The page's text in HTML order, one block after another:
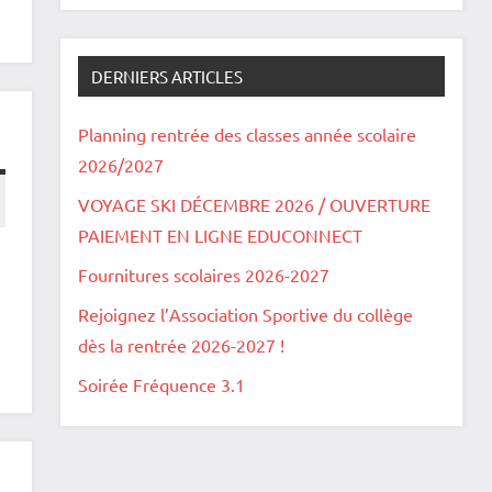
DERNIERS ARTICLES
Planning rentrée des classes année scolaire
2026/2027
VOYAGE SKI DÉCEMBRE 2026 / OUVERTURE
PAIEMENT EN LIGNE EDUCONNECT
Fournitures scolaires 2026-2027
Rejoignez l’Association Sportive du collège
dès la rentrée 2026-2027 !
Soirée Fréquence 3.1